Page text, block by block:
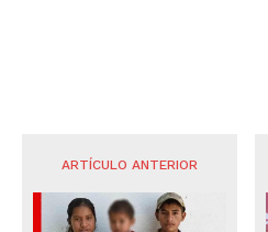
ARTÍCULO ANTERIOR